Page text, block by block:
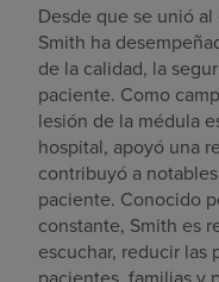
Desde que se unió
Smith ha
de la calidad, la
paciente. Como
lesión de la médula
hospital, apoyó una
contribuyó a
paciente. Conocido
constante, Smith es
escuchar, reducir las